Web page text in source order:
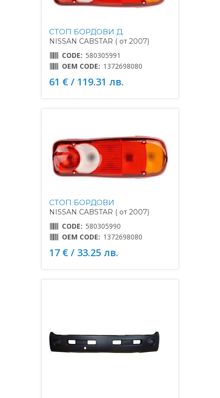
СТОП БОРДОВИ Д.
NISSAN CABSTAR ( от 2007)
CODE: 580305991
OEM CODE: 1372698080
61 € / 119.31 лв.
СТОП БОРДОВИ
NISSAN CABSTAR ( от 2007)
CODE: 580305990
OEM CODE: 1372698080
17 € / 33.25 лв.